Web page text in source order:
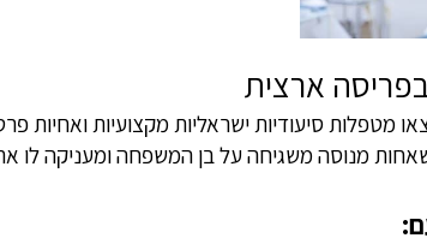
בפריסה ארצית
סיעודיות ישראליות מקצועיות ואחיות
מנוסה משגיחה על בן המשפחה ומעניקה לו את